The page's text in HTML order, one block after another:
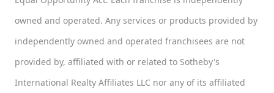
owned and operated. Any services or products provided by
independently owned and operated franchisees are not
provided by, affiliated with or related to Sotheby's
International Realty Affiliates LLC nor any of its affiliated